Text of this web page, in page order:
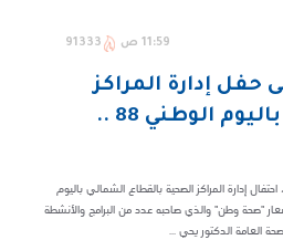
11:59 ص 91333
إدارة المراكز
بالقطاع الشمالي باليوم الوطني 88 ..
إدارة المراكز الصحية بالقطاع الشمالي باليوم
"صحة وطن" والذي صاحبه عدد من البرامج والأنشطة
العامة الدكتور يحي ...